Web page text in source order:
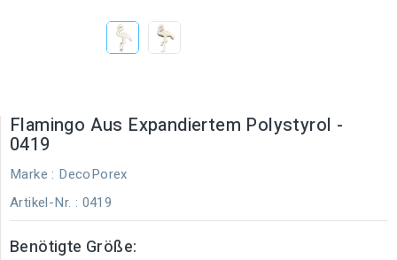
Flamingo Aus Expandiertem Polystyrol -
0419
Marke : DecoPorex
Artikel-Nr. : 0419
Benötigte Größe: